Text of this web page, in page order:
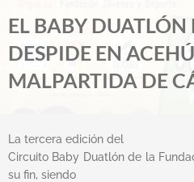
EL BABY DUATLÓN
DESPIDE EN
MALPARTIDA DE
La tercera edición del
Circuito Baby Duatlón de la
su fin, siendo